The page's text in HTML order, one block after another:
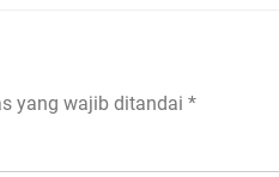
yang wajib ditandai *